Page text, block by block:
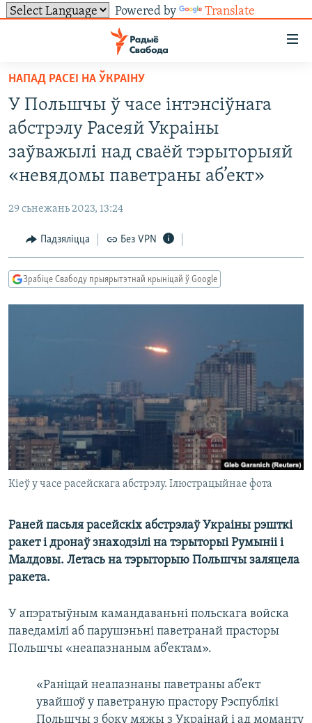
Powered by Translate
ўнівэрсальнага
доступу
Перайсьці
да
галоўнага
зьместу
Перайсьці
да
галоўнай
Перайсьці
да
пошуку
УСЕ НАВІНЫ
ВІДЭА І ФОТА
ВАЙНА
БЕЛАРУСЫ НА ВАЙНЕ
ТОЛЬКІ НА СВАБОДЗЕ
ТЭСТЫ
КНІГІ
АЎДЫЁКНІГІ
СУВЯЗЬ
FACEBOOK
TWITTER
САЧЫЦЕ ЗА АБНАЎЛЕНЬНЯМІ
НАПАД РАСЕІ НА ЎКРАІНУ
У Польшчы ў часе інтэнсіўнага
абстрэлу Расеяй Украіны
заўважылі над сваёй тэрыторыяй
«невядомы паветраны аб’ект»
29 сьнежань 2023, 13:24
Падзяліцца Без VPN
Зрабіце Свабоду прыярытэтнай крыніцай ў Google
Кіеў у часе расейскага абстрэлу. Ілюстрацыйнае фота
Раней пасьля расейскіх абстрэлаў Украіны рэшткі
ракет і дронаў знаходзілі на тэрыторыі Румыніі і
Малдовы. Летась на тэрыторыю Польшчы заляцела
ракета.
У апэратыўным камандаваньні польскага войска
паведамілі аб парушэньні паветранай прасторы
Польшчы «неапазнаным аб’ектам».
«Раніцай неапазнаны паветраны аб’ект
увайшоў у паветраную прастору Рэспублікі
Польшчы з боку мяжы з Украінай і ад моманту